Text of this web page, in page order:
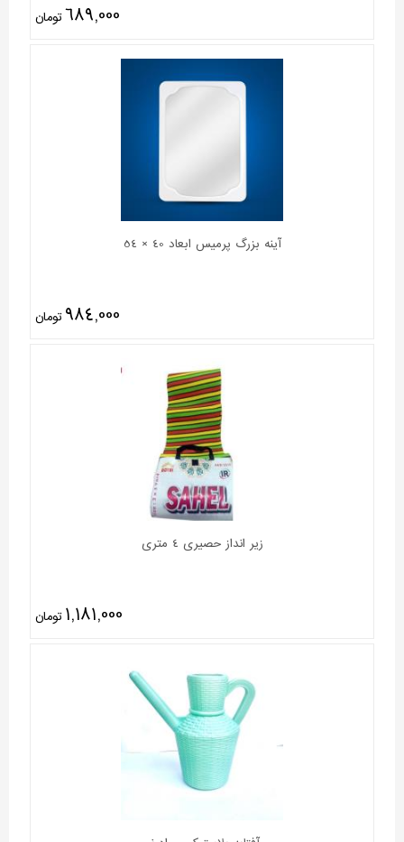
689,000تومان
آینه بزرگ پرمیس ابعاد 40 × 54
984,000 تومان
زیر انداز حصیری 4 متری
1,181,000 تومان